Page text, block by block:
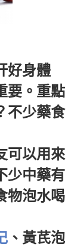
好身體
要。重點
不少藥食
可以用來
少中藥有
物泡水喝
、黃芪泡